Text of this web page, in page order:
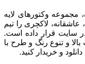
مجموعه وکتورهای لایه
عاشقانه، لاکچری را تیم
سایت قرار داده است.
و تنوع رنگ و طرح با
و خریدار کنید.